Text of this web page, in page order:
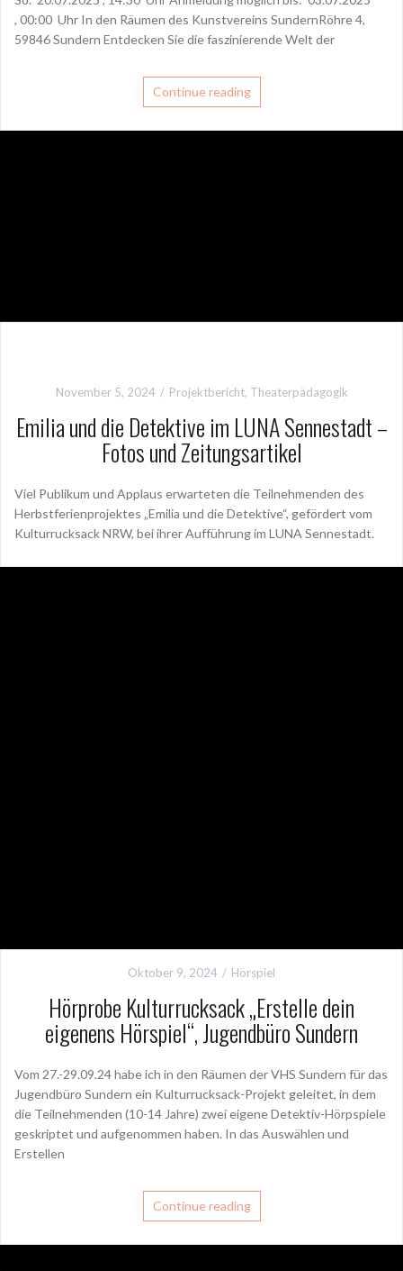
, 00:00 Uhr In den Räumen des Kunstvereins SundernRöhre 4,
59846 Sundern Entdecken Sie die faszinierende Welt der
Continue reading
November 5, 2024 Projektbericht, Theaterpädagogik
Emilia und die Detektive im LUNA Sennestadt –
Fotos und Zeitungsartikel
Viel Publikum und Applaus erwarteten die Teilnehmenden des
Herbstferienprojektes „Emilia und die Detektive“, gefördert vom
Kulturrucksack NRW, bei ihrer Aufführung im LUNA Sennestadt.
Oktober 9, 2024 Hörspiel
Hörprobe Kulturrucksack „Erstelle dein
eigenens Hörspiel“, Jugendbüro Sundern
Vom 27.-29.09.24 habe ich in den Räumen der VHS Sundern für das
Jugendbüro Sundern ein Kulturrucksack-Projekt geleitet, in dem
die Teilnehmenden (10-14 Jahre) zwei eigene Detektiv-Hörpspiele
geskriptet und aufgenommen haben. In das Auswählen und
Erstellen
Continue reading